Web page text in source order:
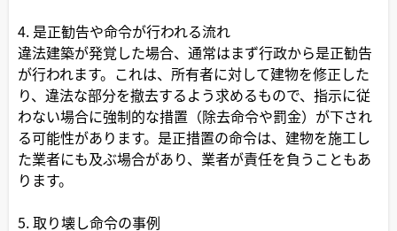
4. 是正勧告や命令が行われる流れ
違法建築が発覚した場合、通常はまず行政から是正勧告
が行われます。これは、所有者に対して建物を修正した
り、違法な部分を撤去するよう求めるもので、指示に従
わない場合に強制的な措置（除去命令や罰金）が下され
る可能性があります。是正措置の命令は、建物を施工し
た業者にも及ぶ場合があり、業者が責任を負うこともあ
ります。
5. 取り壊し命令の事例